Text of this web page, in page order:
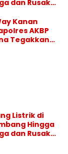
dan Rusak
Kanan
AKBP
Tegakkan
Listrik di
Hingga
dan Rusak